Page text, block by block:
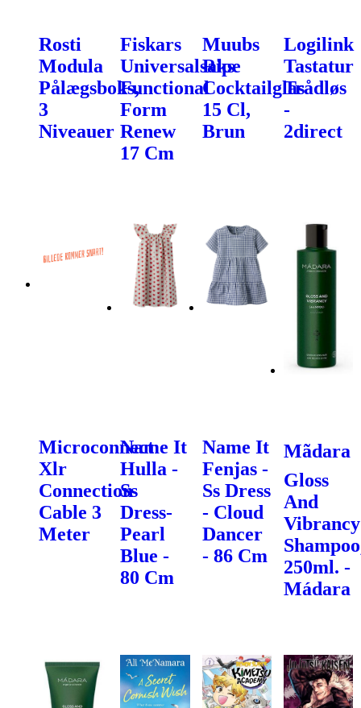
Rosti
Modula
Pålægsboks,
3
Niveauer
Fiskars
Universalsaks
Functional
Form
Renew
17 Cm
Muubs
Ripe
Cocktailglas
15 Cl,
Brun
Logilink
Tastatur
Trådløs
-
2direct
Microconnect
Xlr
Connection
Cable 3
Meter
Name It
Hulla -
Ss
Dress-
Pearl
Blue -
80 Cm
Name It
Fenjas -
Ss Dress
- Cloud
Dancer
- 86 Cm
Mãdara
Gloss
And
Vibrancy
250ml. -
Mádara